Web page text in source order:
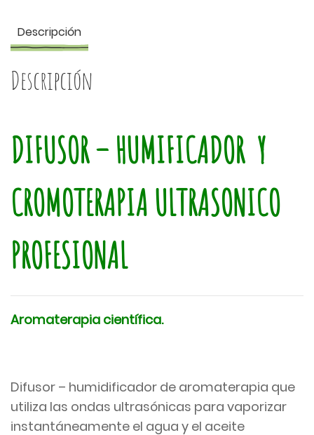
Descripción
Descripción
DIFUSOR – HUMIFICADOR Y
CROMOTERAPIA ULTRASONICO
PROFESIONAL
Aromaterapia científica.
Difusor – humidificador de aromaterapia que
utiliza las ondas ultrasónicas para vaporizar
instantáneamente el agua y el aceite